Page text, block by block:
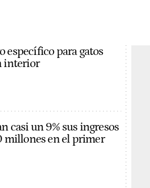
específico para gatos
interior
casi un 9% sus ingresos
millones en el primer